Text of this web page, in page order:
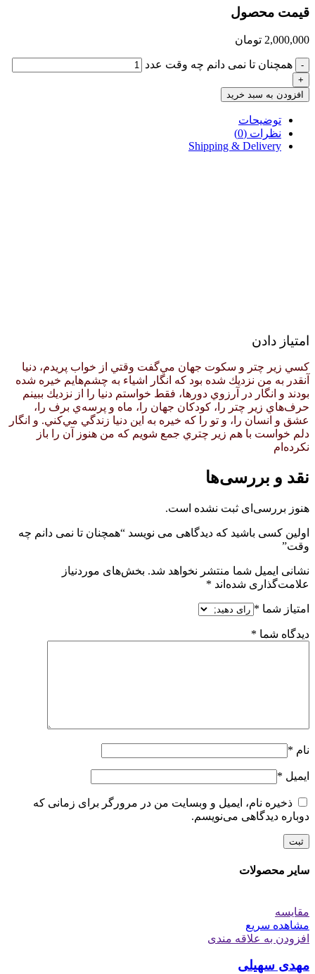
قیمت محصول
2,000,000 تومان
- همچنان تا نمی دانم چه وقت عدد
+
افزودن به سبد خرید
توضیحات
نظرات (0)
Shipping & Delivery
امتیاز دادن
كسي زير چتر و سكوت جهان مي‌گفت وقتي از خواب پريدم، دنيا
آنقدر به من نزديك شده بود كه انگار اشياء به چشم‌هايم خيره شده
بودند و انگار در آرزوي دور‌ها، فقط خواستم دنيا را از نزديك ببينم
حرف‌هاي زير چتر را، كودكان جهان را، ماه و پرسه‌ي برف را،
عشق و انسان را، و تو را كه خيره به اين دنيا زندگي مي‌كني. و انگار
دلم خواست با هم زير چتري جمع شويم كه من هنوز آن را باز
نكرده‌ام
نقد و بررسی‌ها
هنوز بررسی‌ای ثبت نشده است.
اولین کسی باشید که دیدگاهی می نویسد “همچنان تا نمی دانم چه
وقت”
نشانی ایمیل شما منتشر نخواهد شد. بخش‌های موردنیاز
علامت‌گذاری شده‌اند *
امتیاز شما *
دیدگاه شما *
نام *
ایمیل *
ذخیره نام، ایمیل و وبسایت من در مرورگر برای زمانی که
دوباره دیدگاهی می‌نویسم.
سایر محصولات
مقایسه
مشاهده سریع
افزودن به علاقه مندی
مهدی سهیلی